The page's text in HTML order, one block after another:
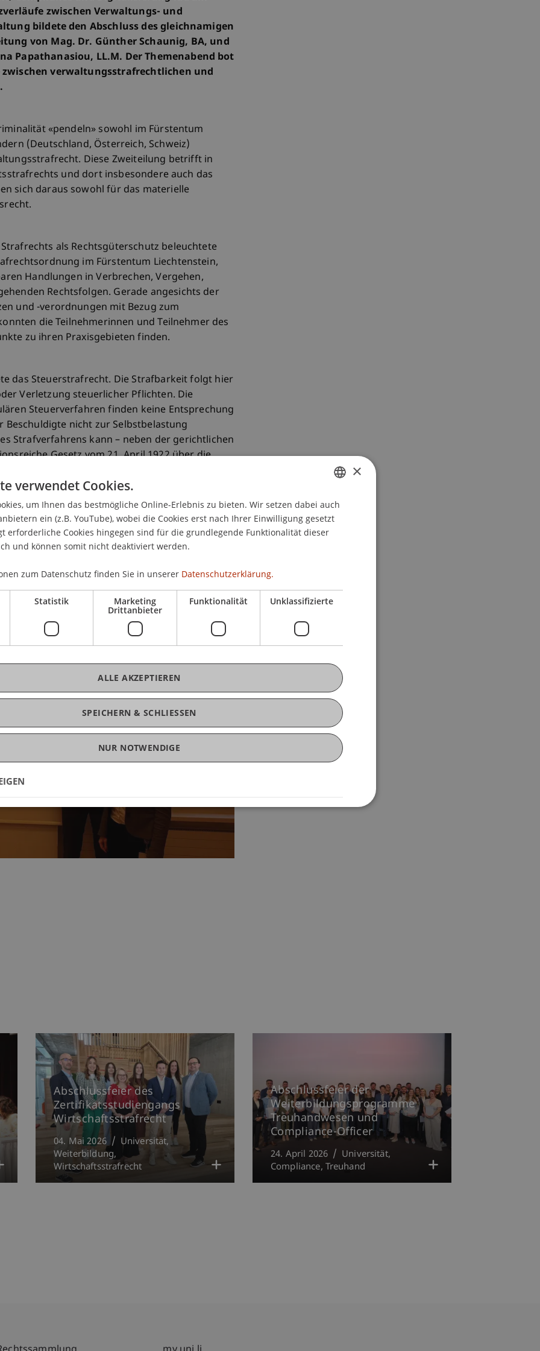
zwischen Verwaltungs- und
bildete den Abschluss des gleichnamigen
von Mag. Dr. Günther Schaunig, BA, und
Papathanasiou, LL.M. Der Themenabend bot
verwaltungsstrafrechtlichen und
«pendeln» sowohl im Fürstentum
(Deutschland, Österreich, Schweiz)
Diese Zweiteilung betrifft in
und dort insbesondere auch das
sich daraus sowohl für das materielle
als Rechtsgüterschutz beleuchtete
im Fürstentum Liechtenstein,
Handlungen in Verbrechen, Vergehen,
Rechtsfolgen. Gerade angesichts der
und -verordnungen mit Bezug zum
die Teilnehmerinnen und Teilnehmer des
zu ihren Praxisgebieten finden.
das Steuerstrafrecht. Die Strafbarkeit folgt hier
Verletzung steuerlicher Pflichten. Die
Steuerverfahren finden keine Entsprechung
nicht zur Selbstbelastung
Strafverfahrens kann – neben der gerichtlichen
Gesetz vom 21. April 1922 über die
sein, das Sonderbestimmungen zum
mit Teilnehmenden von Behörden,
was die hohe
Liechtenstein noch einmal bestätigte. Der
aus.
Abschlussfeier des
Zertifikatsstudiengangs
Wirtschaftsstrafrecht
04. Mai 2026
Universität
Weiterbildung
Wirtschaftsstrafrecht
Abschlussfeier der
Weiterbildungsprogramme
Treuhandwesen und
Compliance-Officer
24. April 2026
Universität
Compliance Treuhand
GERMAN
ENGLISH
×
verwendet Cookies.
um Ihnen das bestmögliche Online-Erlebnis zu bieten. Wir setzen dabei auch
ein (z.B. YouTube), wobei die Cookies erst nach Ihrer Einwilligung gesetzt
erforderliche Cookies hingegen sind für die grundlegende Funktionalität dieser
und können somit nicht deaktiviert werden.
zum Datenschutz finden Sie in unserer Datenschutzerklärung.
Statistik Marketing
Drittanbieter
Funktionalität Unklassifizierte
SPEICHERN & SCHLIESSEN
ALLE AKZEPTIEREN
NUR NOTWENDIGE